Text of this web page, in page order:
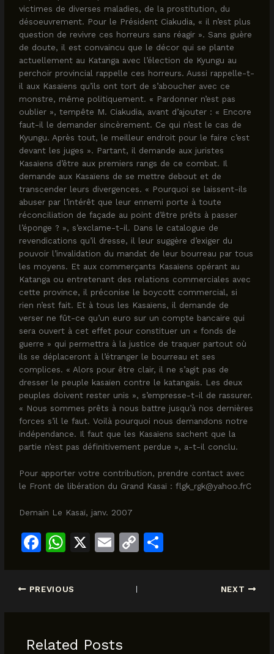
victimes de diverses maladies, de la prostitution, du
désoeuvrement. Pour le Président Ciakudia, « il n’est plus
question de revivre ces horreurs sans réagir ». Sans guère
de doute, il est convaincu que le décor qui se plante
actuellement au Katanga avec l’élection de Kyungu au
perchoir provincial rappelle ces horreurs. Aussi rappelle-t-
il aux Kasaïens qu’ils ont tort de s’aboucher avec ce
monstre, même politiquement. « Pardonner n’est pas
oublier », tempête M. Ciakudia, avant d’ajouter : « Encore
faut-il le demander sincèrement. Ce qui n’est le cas de
Kyungu. Après tout, le meilleur endroit pour le faire c’est
devant les juges ». Partant, il demande aux juristes
Kasaïens d’être aux premiers rangs de ce combat. Il
demande aux Kasaïens de se mettre debout et de
transcender leurs divergences. « Pourquoi se laissent-ils
abuser par l’intérêt que leur ennemi porte à toute
réconciliation de façade au point d’être prêts à passer
l’éponge ? », s’exclame-t-il. Dans le catalogue de
revendications qu’il dresse, il leur suggère d’exiger du
pouvoir l’invalidation du mandat de leur bourreau par tous
les moyens. Et aux commerçants Kasaïens opérant au
Katanga ou entretenant des relations commerciales avec
cette province, il préconise le boycott commercial, si
rien n’est fait. Et à tous les Kasaïens, il demande de
verser ne fût-ce qu’un euro sur un compte bancaire qui
sera ouvert à cet effet pour constituer un « fonds de
guerre » qui permettra à la justice de traquer partout où
ils se déplaceront à l’étranger le bourreau et ses
complices. « Alors pour être clair, il ne s’agit pas de
dresser le peuple kasaïen contre le katangais. Les deux
peuples doivent rester unis », s’empresse-t-il de rassurer.
« Nous sommes prêts à nous battre jusqu’à nos dernières
forces s’il le faut. Voilà pourquoi nous demandons notre
indépendance. Il faut que les Kasaïens sachent que la
partie n’est pas définitivement perdue », a-t-il conclu.
Pour apporter votre contribution, prendre contact avec
le Front de libération du Grand Kasaï : flgk_rgk@yahoo.frC
Demain Le Kasaï, janv. 2007
F
c
o
W
at
p
X
E
C
PREVIOUS NEXT
Related Posts